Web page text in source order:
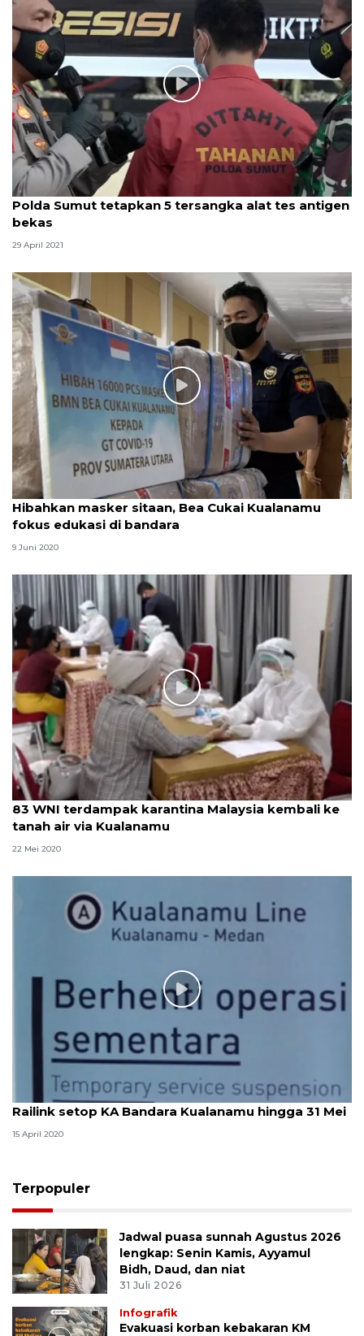
Polda Sumut tetapkan 5 tersangka alat tes antigen
bekas
29 April 2021
Hibahkan masker sitaan, Bea Cukai Kualanamu
fokus edukasi di bandara
9 Juni 2020
83 WNI terdampak karantina Malaysia kembali ke
tanah air via Kualanamu
22 Mei 2020
Railink setop KA Bandara Kualanamu hingga 31 Mei
15 April 2020
Terpopuler
Jadwal puasa sunnah Agustus 2026
lengkap: Senin Kamis, Ayyamul
Bidh, Daud, dan niat
31 Juli 2026
Infografik
Evakuasi korban kebakaran KM